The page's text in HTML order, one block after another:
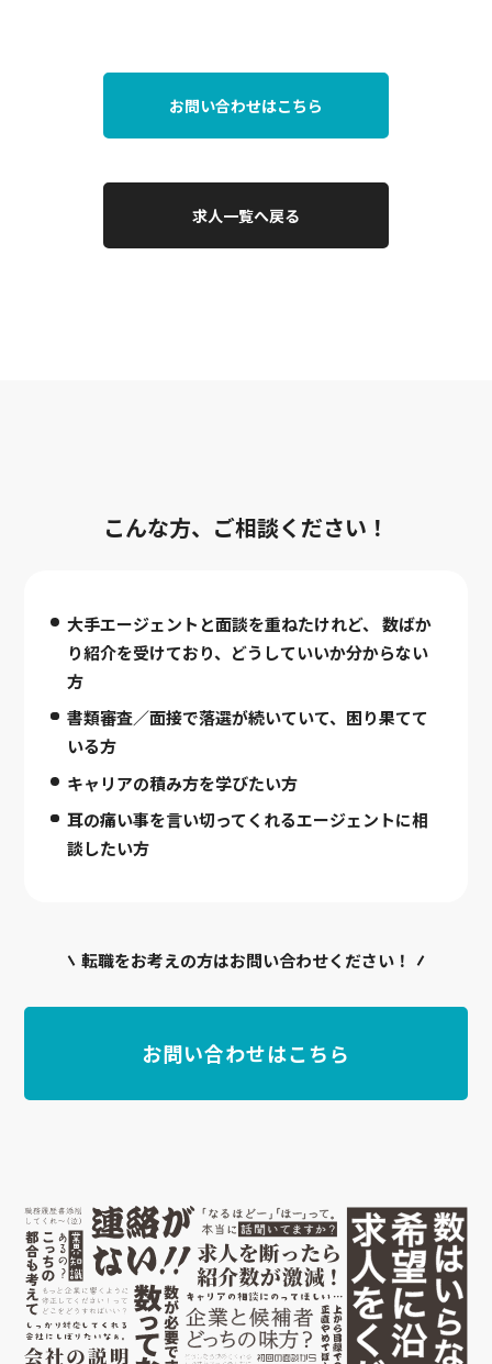
お問い合わせはこちら
求人一覧へ戻る
こんな方、ご相談ください！
大手エージェントと面談を重ねたけれど、
数ばか
り紹介を受けており、どうしていいか分からない
方
書類審査／面接で落選が続いていて、困り果てて
いる方
キャリアの積み方を学びたい方
耳の痛い事を言い切ってくれるエージェントに相
談したい方
転職をお考えの方はお問い合わせください！
お問い合わせはこちら